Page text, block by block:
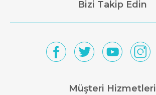
Bizi Takip Edin
Müşteri Hizmetleri